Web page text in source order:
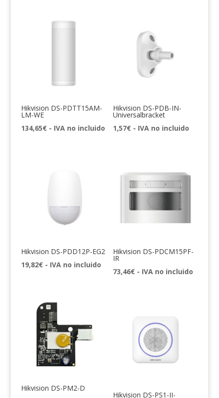
Hikvision DS-PDTT15AM-
LM-WE
134,65€ - IVA no incluido
Hikvision DS-PDB-IN-
Universalbracket
1,57€ - IVA no incluido
Hikvision DS-PDD12P-EG2
19,82€ - IVA no incluido
Hikvision DS-PDCM15PF-
IR
73,46€ - IVA no incluido
Hikvision DS-PM2-D
Hikvision DS-PS1-II-